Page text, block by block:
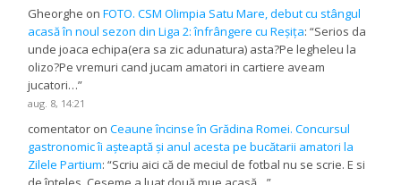
Gheorghe onFOTO. CSM Olimpia Satu Mare, debut cu stângul
acasă în noul sezon din Liga 2: înfrângere cu Reșița: “Serios da
unde joaca echipa(era sa zic adunatura) asta?Pe legheleu la
olizo?Pe vremuri cand jucam amatori in cartiere aveam
jucatori…”
aug. 8, 14:21
comentator onCeaune încinse în Grădina Romei. Concursul
gastronomic îi așteaptă și anul acesta pe bucătarii amatori la
Zilele Partium: “Scriu aici că de meciul de fotbal nu se scrie. E si